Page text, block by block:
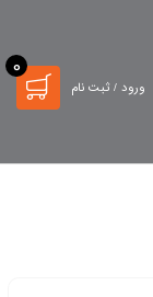
ورود / ثبت نام
0